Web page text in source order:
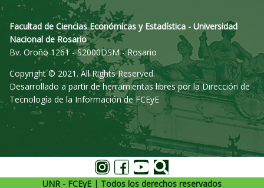
Facultad de Ciencias Económicas y Estadística - Universidad
Nacional de Rosario
Bv. Oroño 1261 - S2000DSM - Rosario
Copyright © 2021. All Rights Reserved.
Desarrollado a partir de herramientas libres por la Dirección de
Tecnología de la Información de FCEyE
UNR - FCEyE | Todos los derechos reservados